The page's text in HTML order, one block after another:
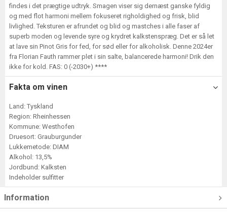
findes i det prægtige udtryk. Smagen viser sig dernæst ganske fyldig
og med flot harmoni mellem fokuseret righoldighed og frisk, blid
livlighed. Teksturen er afrundet og blid og mastches i alle faser af
superb moden og levende syre og krydret kalkstenspræg. Det er så let
at lave sin Pinot Gris for fed, for sød eller for alkoholisk. Denne 2024er
fra Florian Fauth rammer plet i sin salte, balancerede harmoni! Drik den
ikke for kold. FAS: 0 (-2030+) ****
Fakta om vinen
Land: Tyskland
Region: Rheinhessen
Kommune: Westhofen
Druesort: Grauburgunder
Lukkemetode: DIAM
Alkohol: 13,5%
Jordbund: Kalksten
Indeholder sulfitter
Information